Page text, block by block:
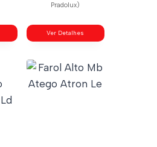
Pradolux)
Ver Detalhes